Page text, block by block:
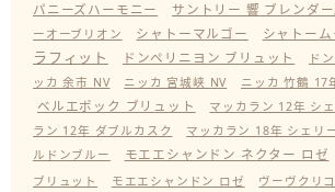
パニーズハーモニー
サントリー 響 ブレンダ
ーオーブリオン
シャトーマルゴー シャトーム
ラフィット
ドンペリニヨン ブリュット ド
ッカ 余市 NV
ニッカ 宮城峡 NV ニッカ 竹鶴 17
ベルエポック ブリュット マッカラン 12年 シ
ラン 12年 ダブルカスク
マッカラン 18年 シェリ
ルドンブルー
モエエシャンドン ネクター ロゼ
ブリュット
モエエシャンドン ロゼ ヴーヴクリ